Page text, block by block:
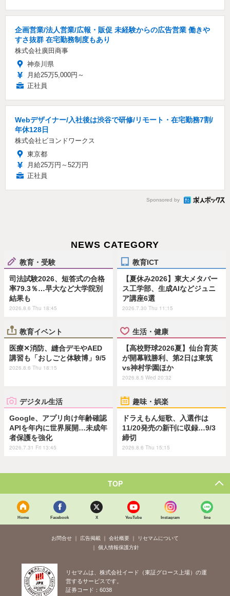
企画営業/法人営業/広報・販促 未経験からの広告営業 働きや
すさ抜群 在宅勤務制度もあり
株式会社廣田商事
神奈川県
月給25万5,000円～
正社員
Webデザイナー/入社後は渋谷で研修/リモート・在宅勤務7割/
年休128日
株式会社ビヨンドワークス
東京都
月給25万円～52万円
正社員
Sponsored by
NEWS CATEGORY
教育・受験
司法試験2026、短答式の合格
率79.3％…早大など大学院別
結果も
2026.8.6 Thu 18:45
教育ICT
【夏休み2026】東大メタバー
ス工学部、生成AIなどジュニ
ア講座6選
2026.7.30 Thu 11:15
教育イベント
医療✕消防、縫合デモやAED
講習も「おしごと体験博」9/5
2026.8.6 Thu 18:15
生活・健康
【高校野球2026夏】仙台育英
が開幕戦勝利、第2日は東筑
vs神村学園ほか
2026.8.5 Wed 20:32
デジタル生活
Google、アプリ向け年齢確認
APIを年内に世界展開…未成年
者保護を強化
2026.7.31 Fri 13:45
趣味・娯楽
ドラえもん短歌、入選作は
11/20発売の新刊に収録…9/3
締切
2026.8.6 Thu 15:15
TOP
Home Facebook X YouTube Instagram line
お問合せ 広告掲載 会社概要
リセマムについて
個人情報保護方針
リセマムは、株式会社イード（東証グロース上場）の運
営するサービスです。
証券コード：6038